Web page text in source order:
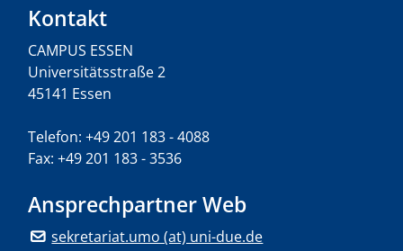
Kontakt
CAMPUS ESSEN
Universitätsstraße 2
45141 Essen
Telefon: +49 201 183 - 4088
Fax: +49 201 183 - 3536
Ansprechpartner Web
sekretariat.umo (at) uni-due.de